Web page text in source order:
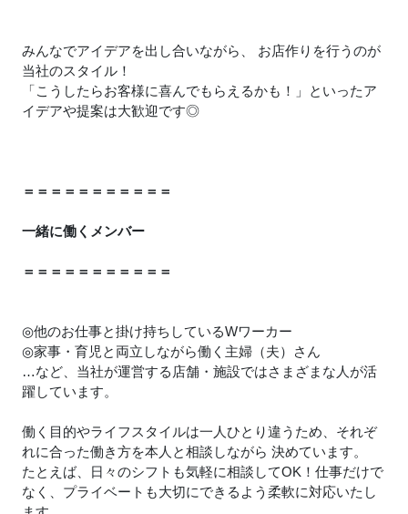
みんなでアイデアを出し合いながら、 お店作りを行うのが
当社のスタイル！
「こうしたらお客様に喜んでもらえるかも！」といったア
イデアや提案は大歓迎です◎
＝＝＝＝＝＝＝＝＝＝＝
一緒に働くメンバー
＝＝＝＝＝＝＝＝＝＝＝
◎他のお仕事と掛け持ちしているWワーカー
◎家事・育児と両立しながら働く主婦（夫）さん
…など、当社が運営する店舗・施設ではさまざまな人が活
躍しています。
働く目的やライフスタイルは一人ひとり違うため、それぞ
れに合った働き方を本人と相談しながら 決めています。
たとえば、日々のシフトも気軽に相談してOK！仕事だけで
なく、プライベートも大切にできるよう柔軟に対応いたし